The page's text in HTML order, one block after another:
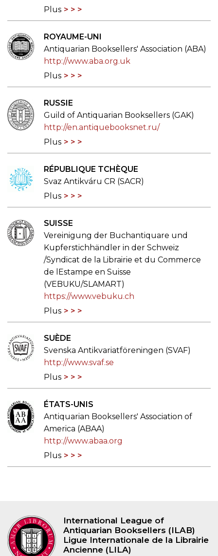
Plus
ROYAUME-UNI
Antiquarian Booksellers' Association (ABA)
http://www.aba.org.uk
Plus
RUSSIE
Guild of Antiquarian Booksellers (GAK)
http://en.antiquebooksnet.ru/
Plus
RÉPUBLIQUE TCHÈQUE
Svaz Antikváru CR (SACR)
Plus
SUISSE
Vereinigung der Buchantiquare und
Kupferstichhändler in der Schweiz
/Syndicat de la Librairie et du Commerce
de lEstampe en Suisse
(VEBUKU/SLAMART)
https://www.vebuku.ch
Plus
SUÈDE
Svenska Antikvariatföreningen (SVAF)
http://www.svaf.se
Plus
ÉTATS-UNIS
Antiquarian Booksellers' Association of
America (ABAA)
http://www.abaa.org
Plus
International League of
Antiquarian Booksellers (ILAB)
Ligue Internationale de la Librairie
Ancienne (LILA)